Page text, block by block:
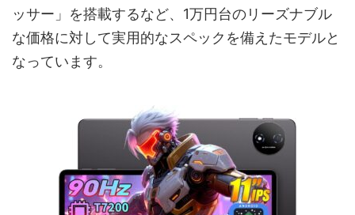
ッサー」を搭載するなど、1万円台のリーズナブル
な価格に対して実用的なスペックを備えたモデルと
なっています。